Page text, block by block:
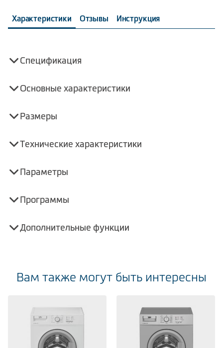
Характеристики Отзывы Инструкция
Спецификация
Основные характеристики
Размеры
Технические характеристики
Параметры
Программы
Дополнительные функции
Вам также могут быть интересны